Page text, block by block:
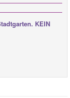
KEIN